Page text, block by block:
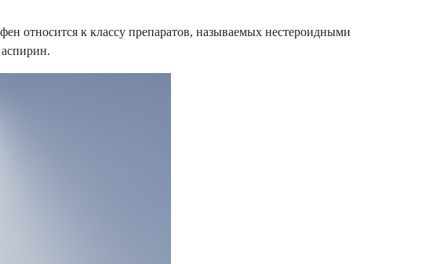
относится к классу препаратов, называемых нестероидными